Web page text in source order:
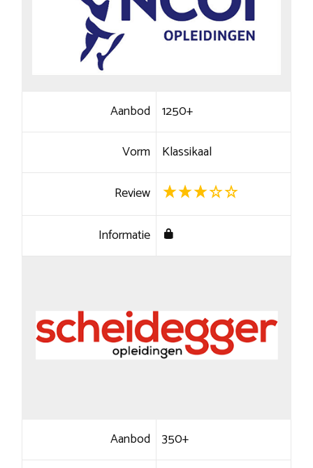
Aanbod 1250+
Vorm Klassikaal
Review
Informatie
Aanbod 350+